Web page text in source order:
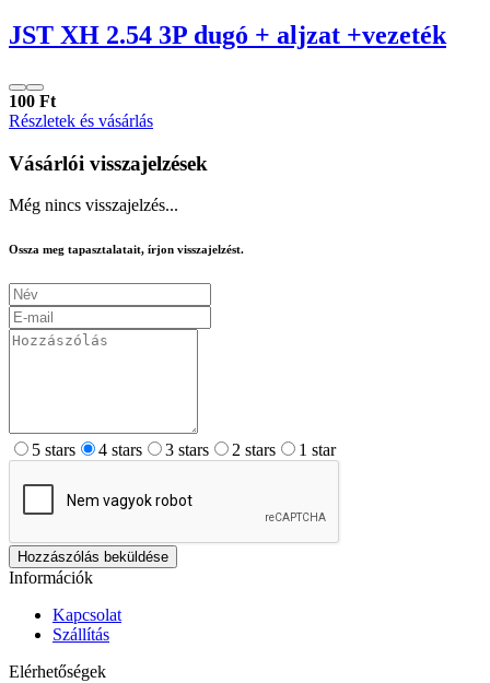
JST XH 2.54 3P dugó + aljzat +vezeték
100 Ft
Részletek és vásárlás
Vásárlói visszajelzések
Még nincs visszajelzés...
Ossza meg tapasztalatait, írjon visszajelzést.
5 stars 4 stars 3 stars 2 stars 1 star
Hozzászólás beküldése
Információk
Kapcsolat
Szállítás
Elérhetőségek